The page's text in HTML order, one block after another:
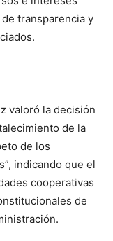
transparencia y
valoró la decisión
de la
de los
indicando que el
cooperativas
de